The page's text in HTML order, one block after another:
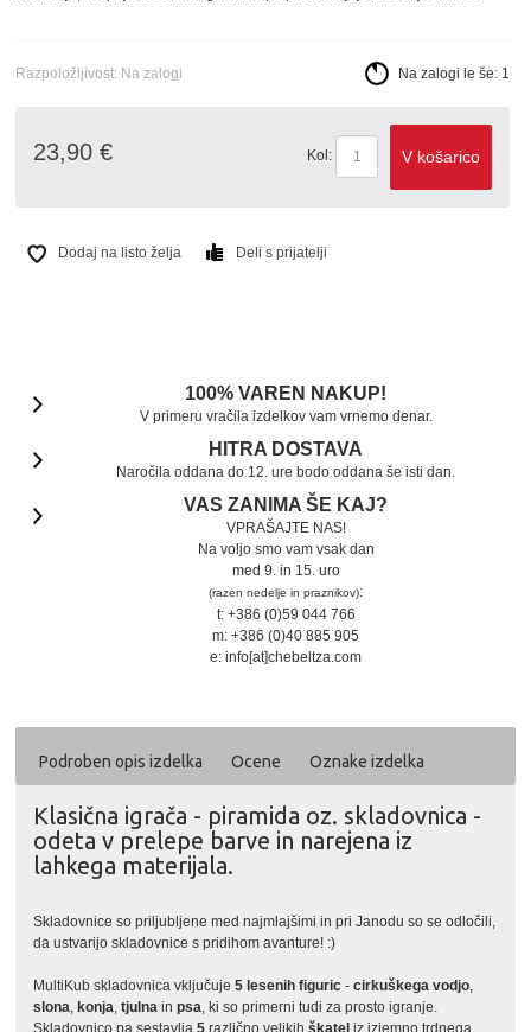
Razpoložljivost: Na zalogi Na zalogi le še: 1
23,90 € Kol: V košarico
Dodaj na listo želja Deli s prijatelji
100% VAREN NAKUP!
V primeru vračila izdelkov vam vrnemo denar.
HITRA DOSTAVA
Naročila oddana do 12. ure bodo oddana še isti dan.
VAS ZANIMA ŠE KAJ?
VPRAŠAJTE NAS!
Na voljo smo vam vsak dan
med 9. in 15. uro
(razen nedelje in praznikov):
t: +386 (0)59 044 766
m: +386 (0)40 885 905
e: info[at]chebeltza.com
Podroben opis izdelka Ocene Oznake izdelka
Klasična igrača - piramida oz. skladovnica -
odeta v prelepe barve in narejena iz
lahkega materijala.
Skladovnice so priljubljene med najmlajšimi in pri Janodu so se odločili,
da ustvarijo skladovnice s pridihom avanture! :)
MultiKub skladovnica vključuje5 lesenih figuric -cirkuškega vodjo,
slona,konja,tjulna inpsa, ki so primerni tudi za prosto igranje.
Skladovnico pa sestavlja5 različno velikihškatel iz izjemno trdnega